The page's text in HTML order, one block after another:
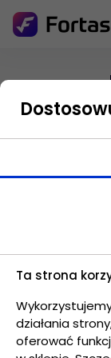
Sprawdź
dział
Ta strona
działania
oferować